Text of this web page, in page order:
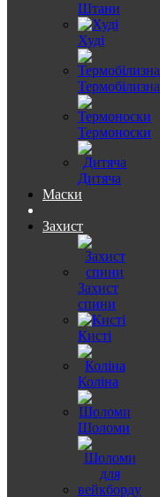
Штани
Худі
Термобілизна
Термоноски
Дитяча
Маски
Захист
Захист
спини
Кисті
Коліна
Шоломи